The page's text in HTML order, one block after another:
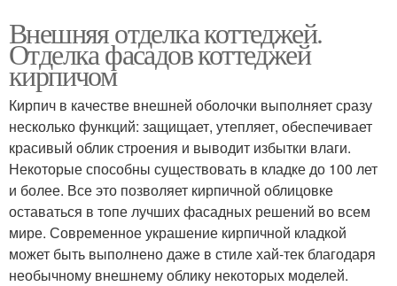
Внешняя отделка коттеджей.
Отделка фасадов коттеджей
кирпичом
Кирпич в качестве внешней оболочки выполняет сразу
несколько функций: защищает, утепляет, обеспечивает
красивый облик строения и выводит избытки влаги.
Некоторые способны существовать в кладке до 100 лет
и более. Все это позволяет кирпичной облицовке
оставаться в топе лучших фасадных решений во всем
мире. Современное украшение кирпичной кладкой
может быть выполнено даже в стиле хай-тек благодаря
необычному внешнему облику некоторых моделей.